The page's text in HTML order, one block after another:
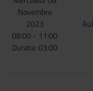
Novembre
2023
08:00 - 11:00
Durata: 03:00